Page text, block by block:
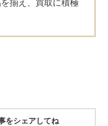
揃え、買取に積極
をシェアしてね